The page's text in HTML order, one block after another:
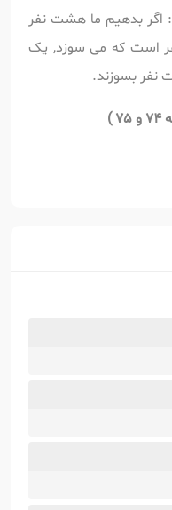
اگر بدهیم ما هشت نفر
است که می سوزد, یک
نفر بسوزند.
)